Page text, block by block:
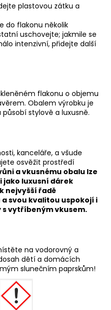
plastovou zátku a
do flakonu několik
uschovejte; jakmile se
intenzivní, přidejte další
flakonu o objemu
Obalem výrobku je
stylově a luxusně.
kanceláře, a všude
osvěžit prostředí
a vkusnému obalu lze
jako luxusní dárek
nejvyšší řadě
svou kvalitou uspokojí i
vytříbeným vkusem.
na vodorovný a
dětí a domácích
slunečním paprskům!